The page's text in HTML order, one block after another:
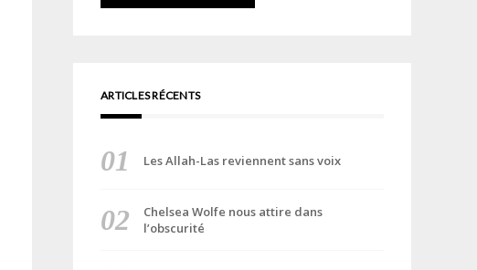
ARTICLES RÉCENTS
Les Allah-Las reviennent sans voix
Chelsea Wolfe nous attire dans
l’obscurité